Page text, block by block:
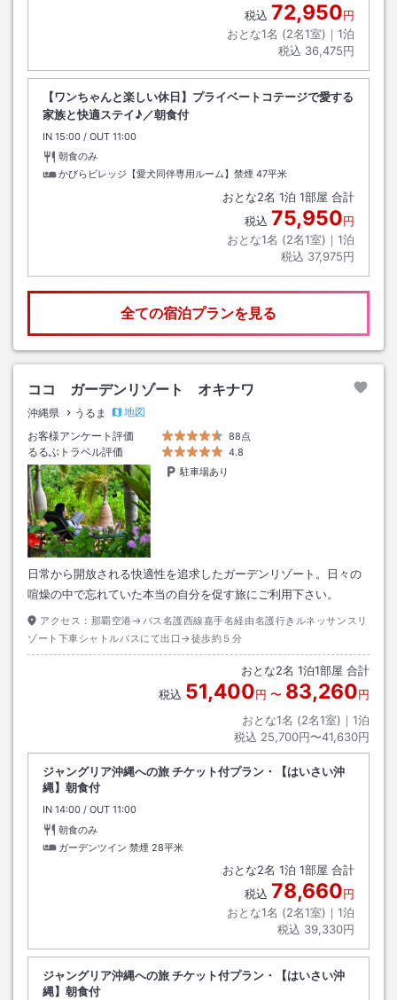
税込 72,950円
おとな1名 (2名1室)｜ 1泊
税込 36,475円
【ワンちゃんと楽しい休日】プライベートコテージで愛する
家族と快適ステイ♪／朝食付
IN チェックイン
15:00 / OUT チェックアウト
11:00
朝食のみ
かびらビレッジ【愛犬同伴専用ルーム】禁煙 47平米
おとな2名 1泊 1部屋 合計
税込 75,950円
おとな1名 (2名1室)｜ 1泊
税込 37,975円
全ての宿泊プランを見る
ココ ガーデンリゾート オキナワ
沖縄県 うるま
地図
お客様アンケート評価
88点
るるぶトラベル評価
4.8
駐車場あり
日常から開放される快適性を追求したガーデンリゾート。日々の
喧燥の中で忘れていた本当の自分を促す旅にご利用下さい。
アクセス： 那覇空港→バス名護西線嘉手名経由名護行きルネッサンスリ
ゾート下車シャトルバスにて出口→徒歩約５分
おとな2名 1泊1部屋 合計
税込 51,400円 〜 83,260円
おとな1名 (2名1室)｜ 1泊
税込 25,700円〜41,630円
ジャングリア沖縄への旅 チケット付プラン・【はいさい沖
縄】朝食付
IN チェックイン
14:00 / OUT チェックアウト
11:00
朝食のみ
ガーデンツイン 禁煙 28平米
おとな2名 1泊 1部屋 合計
税込 78,660円
おとな1名 (2名1室)｜ 1泊
税込 39,330円
ジャングリア沖縄への旅 チケット付プラン・【はいさい沖
縄】朝食付